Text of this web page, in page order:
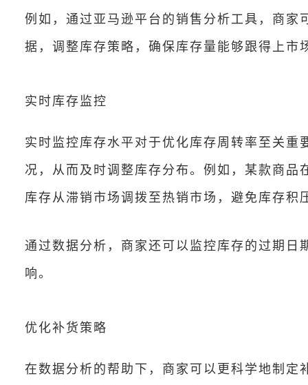
例如，通过亚马逊平台的销售分析工具，商
据，调整库存策略，确保库存量能够跟得上市
实时库存监控
实时监控库存水平对于优化库存周转率至关
况，从而及时调整库存分布。例如，某款商
库存从滞销市场调拨至热销市场，避免库存积
通过数据分析，商家还可以监控库存的过期
响。
优化补货策略
在数据分析的帮助下，商家可以更科学地制